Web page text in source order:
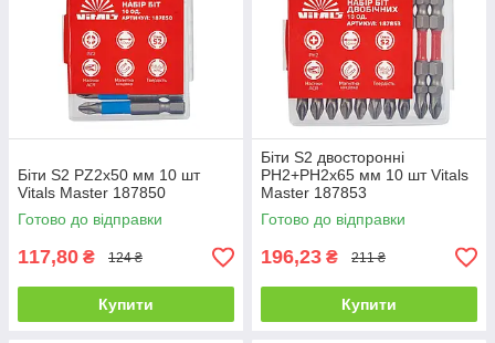
Біти S2 PZ2х50 мм 10 шт
Vitals Master 187850
Готово до відправки
117,80 ₴ 124 ₴
Купити
Біти S2 двосторонні
PH2+PH2х65 мм 10 шт Vitals
Master 187853
Готово до відправки
196,23 ₴ 211 ₴
Купити